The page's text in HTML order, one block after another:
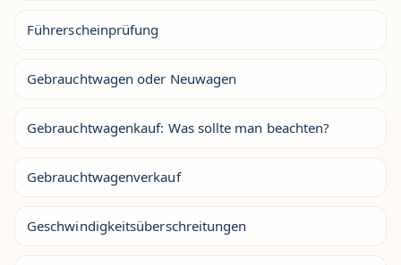
Führerscheinprüfung
Gebrauchtwagen oder Neuwagen
Gebrauchtwagenkauf: Was sollte man beachten?
Gebrauchtwagenverkauf
Geschwindigkeitsüberschreitungen